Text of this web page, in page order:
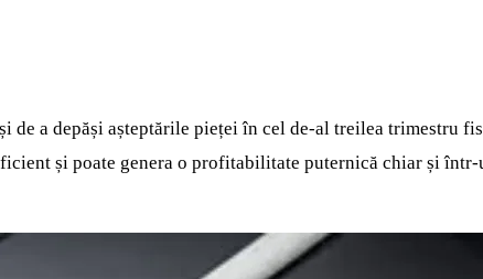
de a depăși așteptările pieței în cel de-al treilea trimestru
și poate genera o profitabilitate puternică chiar și